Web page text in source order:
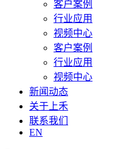
客户案例
行业应用
视频中心
客户案例
行业应用
视频中心
新闻动态
关于上禾
联系我们
EN